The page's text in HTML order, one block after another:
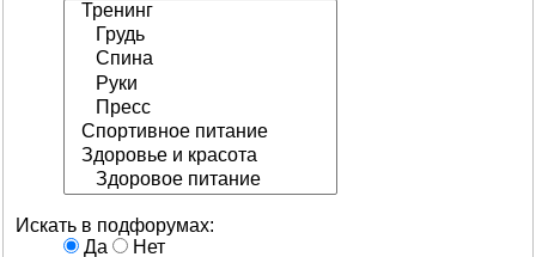
Искать в подфорумах:
Да
Нет